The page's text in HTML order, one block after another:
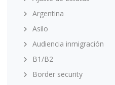
Argentina
Asilo
Audiencia inmigración
B1/B2
Border security